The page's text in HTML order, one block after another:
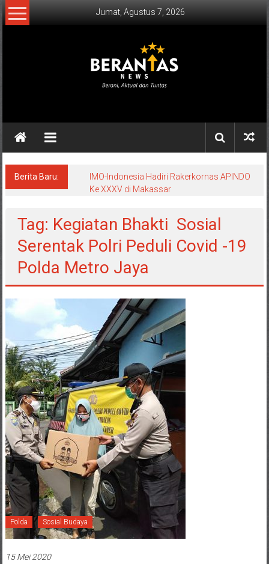
Lompat
ke
Jumat, Agustus 7, 2026
NEWS
Aktual
Tuntas.
Berita Baru:
IMO-Indonesia Hadiri Rakerkornas APINDO
Ke XXXV di Makassar
Tag: Kegiatan Bhakti Sosial
Serentak Polri Peduli Covid -19
Polda Metro Jaya
Polda Sosial Budaya
15 Mei 2020